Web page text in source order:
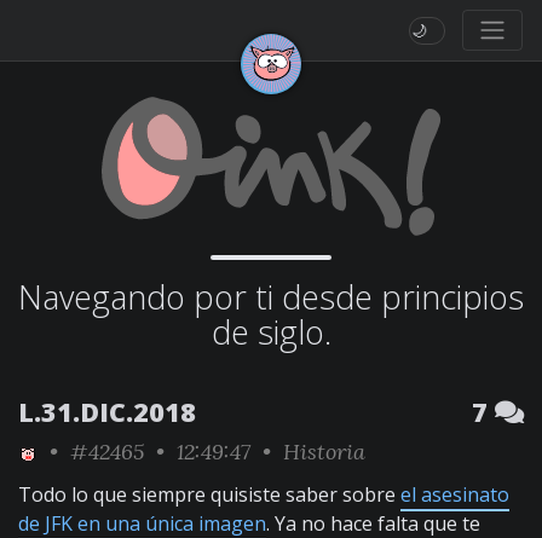
🌙
Navegando por ti desde principios
de siglo.
L.31.DIC.2018 7
• #42465 • 12:49:47 • Historia
Todo lo que siempre quisiste saber sobre el asesinato
de JFK en una única imagen. Ya no hace falta que te